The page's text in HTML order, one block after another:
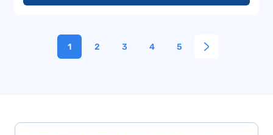
1 2 3 4 5